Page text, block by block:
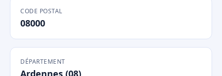
CODE POSTAL
08000
DÉPARTEMENT
Ardennes (08)